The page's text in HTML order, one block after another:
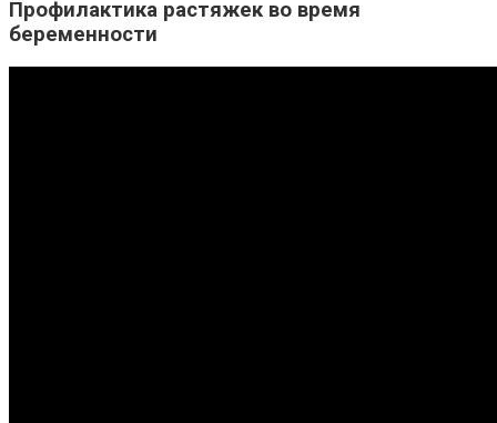
Профилактика растяжек во время
беременности